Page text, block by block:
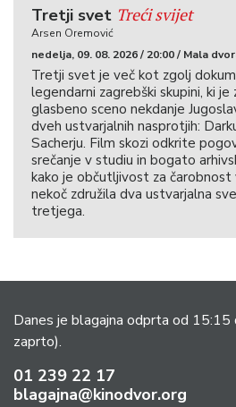
Tretji svet Treći svijet
Arsen Oremović
nedelja, 09. 08. 2026 / 20:00 / Mala
Tretji svet je več kot zgolj
legendarni zagrebški skupini, ki je
glasbeno sceno nekdanje
dveh ustvarjalnih nasprotjih:
Sacherju. Film skozi odkrite
srečanje v studiu in bogato
kako je občutljivost za čarobnost
nekoč združila dva ustvarjalna
tretjega.
Danes je blagajna odprta od
zaprto).
01 239 22 17
blagajna@kinodvor.org